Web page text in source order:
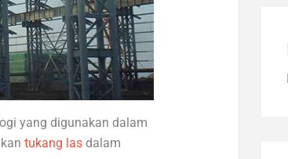
yang digunakan dalam
tukang lasdalam